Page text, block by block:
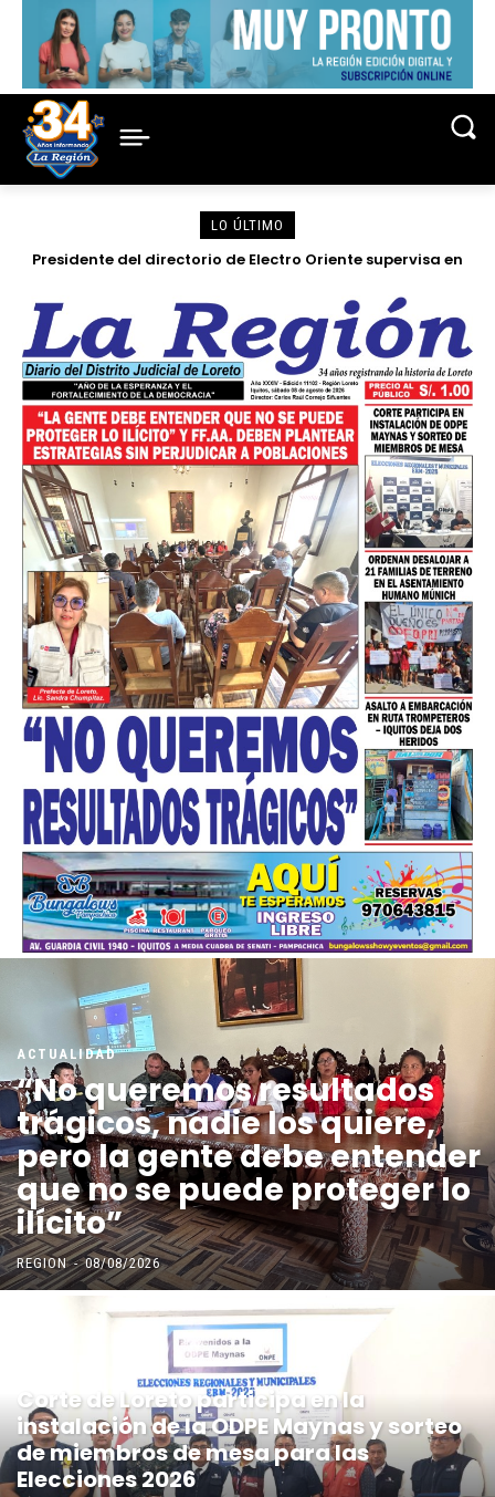
LO ÚLTIMO
Horticultoras denuncian amenazas de muerte por
ACTUALIDAD
“No queremos resultados
trágicos, nadie los quiere,
pero la gente debe entender
que no se puede proteger lo
ilícito”
REGION - 08/08/2026
Corte de Loreto participa en la
instalación de la ODPE Maynas y sorteo
de miembros de mesa para las
Elecciones 2026